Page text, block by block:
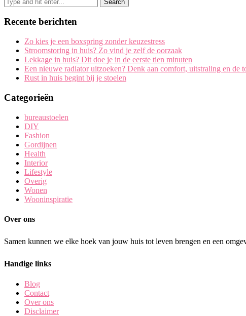
Recente berichten
Zo kies je een boxspring zonder keuzestress
Stroomstoring in huis? Zo vind je zelf de oorzaak
Lekkage in huis? Dit doe je in de eerste tien minuten
Een nieuwe radiator uitzoeken? Denk aan comfort, uitstraling en de
Rust in huis begint bij je stoelen
Categorieën
bureaustoelen
DIY
Fashion
Gordijnen
Health
Interior
Lifestyle
Overig
Wonen
Wooninspiratie
Over ons
Samen kunnen we elke hoek van jouw huis tot leven brengen en een
Handige links
Blog
Contact
Over ons
Disclaimer